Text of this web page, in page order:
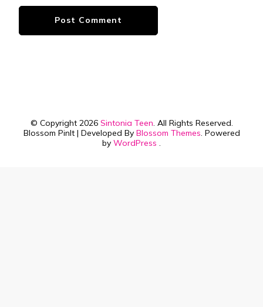
© Copyright 2026 Sintonia Teen. All Rights Reserved.
Blossom PinIt | Developed By Blossom Themes. Powered
by WordPress .